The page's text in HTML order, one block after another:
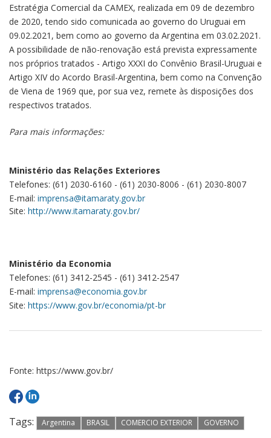
Estratégia Comercial da CAMEX, realizada em 09 de dezembro
de 2020, tendo sido comunicada ao governo do Uruguai em
09.02.2021, bem como ao governo da Argentina em 03.02.2021.
A possibilidade de não-renovação está prevista expressamente
nos próprios tratados - Artigo XXXI do Convênio Brasil-Uruguai e
Artigo XIV do Acordo Brasil-Argentina, bem como na Convenção
de Viena de 1969 que, por sua vez, remete às disposições dos
respectivos tratados.
Para mais informações:
Ministério das Relações Exteriores
Telefones: (61) 2030-6160 - (61) 2030-8006 - (61) 2030-8007
E-mail: imprensa@itamaraty.gov.br
Site: http://www.itamaraty.gov.br/
Ministério da Economia
Telefones: (61) 3412-2545 - (61) 3412-2547
E-mail: imprensa@economia.gov.br
Site: https://www.gov.br/economia/pt-br
Fonte: https://www.gov.br/
Tags: Argentina BRASIL COMERCIO EXTERIOR GOVERNO